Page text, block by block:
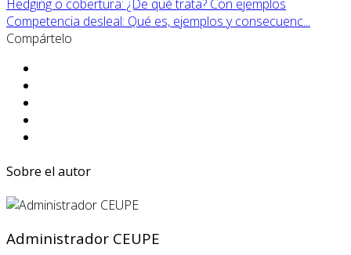
Hedging o cobertura: ¿De qué trata? Con ejemplos
Competencia desleal: Qué es, ejemplos y consecuenc...
Compártelo
Sobre el autor
Administrador CEUPE